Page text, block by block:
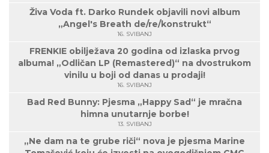
Živa Voda ft. Darko Rundek objavili novi album
„Angel's Breath de/re/konstrukt“
16. SVIBANJ
FRENKIE obilježava 20 godina od izlaska prvog
albuma! „Odličan LP (Remastered)“ na dvostrukom
vinilu u boji od danas u prodaji!
16. SVIBANJ
Bad Red Bunny: Pjesma „Happy Sad“ je mračna
himna unutarnje borbe!
13. SVIBANJ
„Ne dam na te grube riči“ nova je pjesma Marine